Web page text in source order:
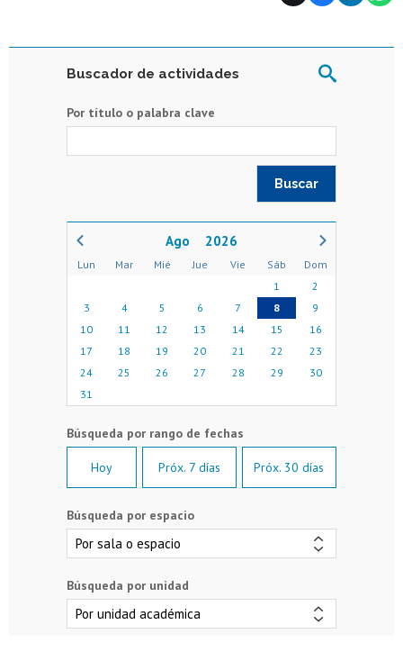
Buscador de actividades
Por título o palabra clave
2026
Lun Mar Mié Jue Vie Sáb
Dom
1
2
3
4 5 6 7 8
9
10
11 12 13 14 15
16
17
18 19 20 21 22
23
24
25 26 27 28 29
30
31
Hoy Próx. 7 días Próx. 30 días
Búsqueda por espacio
Búsqueda por unidad